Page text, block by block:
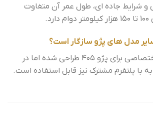
و شرایط جاده ای، طول عمر آن متفاوت
این قطعه به طور اختصاصی برای پژو 405 طراحی شده اما در
با پلتفرم مشترک نیز قابل استفاده است.